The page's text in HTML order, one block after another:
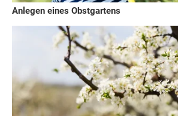
Anlegen eines Obstgartens